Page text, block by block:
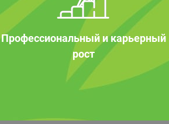
Профессиональный и карьерный
рост